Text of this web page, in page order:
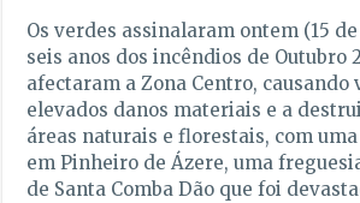
Os verdes assinalaram ontem (15
seis anos dos incêndios de Outubro
afectaram a Zona Centro, causando
elevados danos materiais e a
áreas naturais e florestais, com
em Pinheiro de Ázere, uma
de Santa Comba Dão que foi